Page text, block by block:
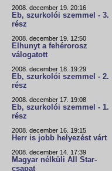
2008. december 19. 20:16
Eb, szurkolói szemmel - 3.
rész
2008. december 19. 12:50
Elhunyt a fehérorosz
válogatott
2008. december 18. 19:29
Eb, szurkolói szemmel - 2.
rész
2008. december 17. 19:08
Eb, szurkolói szemmel - 1.
rész
2008. december 16. 19:15
Herr is jobb helyezést várt
2008. december 14. 17:39
Magyar nélküli All Star-
csapat